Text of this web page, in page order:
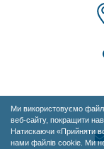
Ми використовуємо
веб-сайту, покращити
Натискаючи «Прийняти
нами файлів cookie. Ми